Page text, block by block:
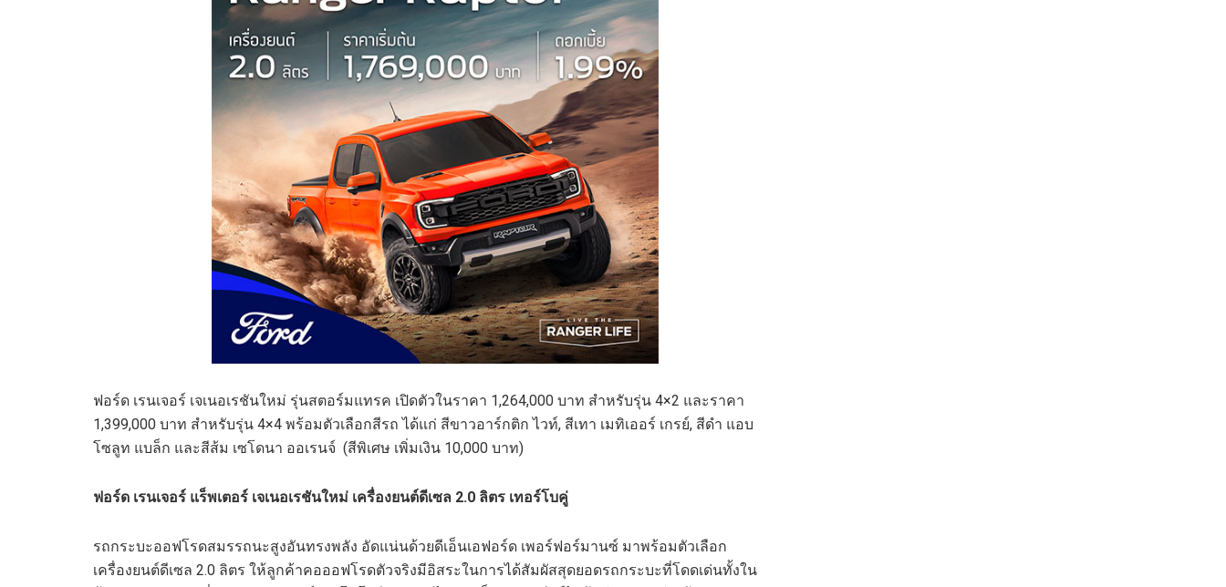
ฟอร์ด เรนเจอร์ เจเนอเรชันใหม่ รุ่นสตอร์มแทรค เปิดตัวในราคา 1,264,000 บาท สำหรับรุ่น 4×2 และราคา
1,399,000 บาท สำหรับรุ่น 4×4 พร้อมตัวเลือกสีรถ ได้แก่ สีขาวอาร์กติก ไวท์, สีเทา เมทิเออร์ เกรย์, สีดำ แอบ
โซลูท แบล็ก และสีส้ม เซโดนา ออเรนจ์ (สีพิเศษ เพิ่มเงิน 10,000 บาท)
ฟอร์ด เรนเจอร์ แร็พเตอร์ เจเนอเรชันใหม่ เครื่องยนต์ดีเซล 2.0 ลิตร เทอร์โบคู่
รถกระบะออฟโรดสมรรถนะสูงอันทรงพลัง อัดแน่นด้วยดีเอ็นเอฟอร์ด เพอร์ฟอร์มานซ์ มาพร้อมตัวเลือก
เครื่องยนต์ดีเซล 2.0 ลิตร ให้ลูกค้าคอออฟโรดตัวจริงมีอิสระในการได้สัมผัสสุดยอดรถกระบะที่โดดเด่นทั้งใน